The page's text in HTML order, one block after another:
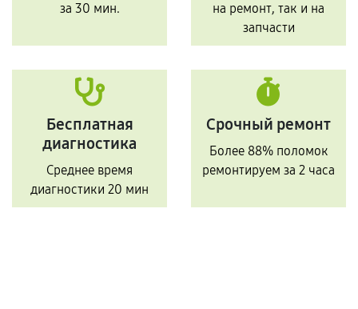
за 30 мин.
на ремонт, так и на
запчасти
Бесплатная
диагностика
Среднее время
диагностики 20 мин
Срочный ремонт
Более 88% поломок
ремонтируем за 2 часа